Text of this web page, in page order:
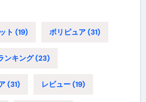
ト (19) ポリピュア(31)
ンキング(23)
(31) レビュー(19)